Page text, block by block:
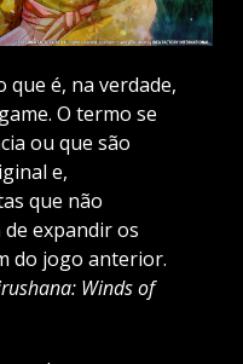
é, na verdade,
O termo se
ou que são
e,
que não
expandir os
do jogo anterior.
Winds of